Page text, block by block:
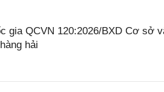
gia QCVN 120:2026/BXD Cơ sở
hải